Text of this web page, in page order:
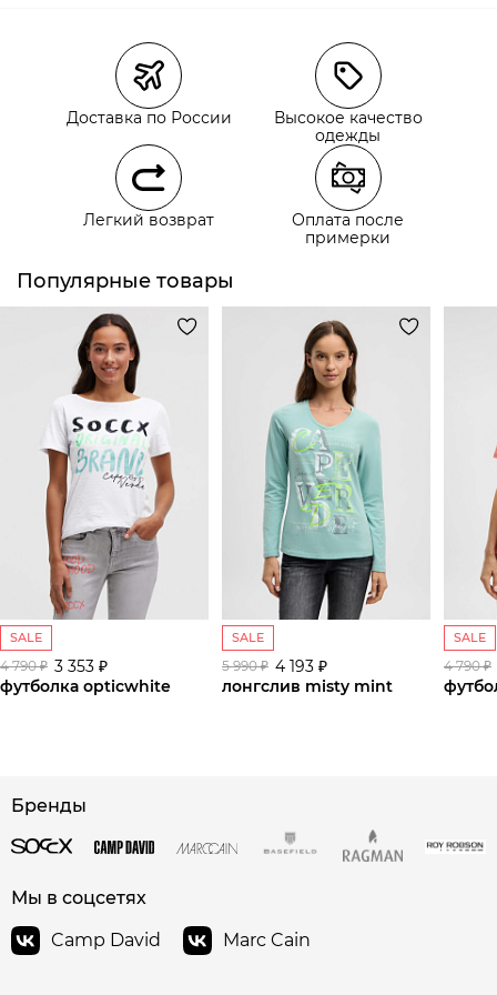
Курьерская доставка СДЭК
Самовывоз из пункта выдачи СДЭК
Самовывоз из наших магазинов
Курьерская доставка СДЭК
Самовывоз из пункта выдачи СДЭК
Доставка по России
Высокое качество
одежды
Легкий возврат
Оплата после
примерки
Популярные товары
SALE
4 790 ₽ 3 353 ₽
футболка opticwhite
SALE
5 990 ₽ 4 193 ₽
лонгслив misty mint
SALE
4 790 ₽
Бренды
Мы в соцсетях
Camp David
Marc Cain